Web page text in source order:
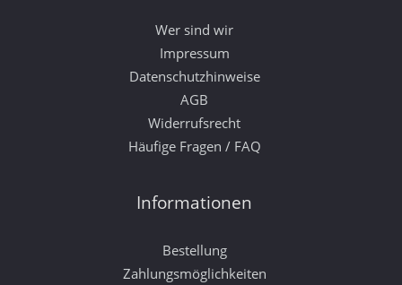
Wer sind wir
Impressum
Datenschutzhinweise
AGB
Widerrufsrecht
Häufige Fragen / FAQ
Informationen
Bestellung
Zahlungsmöglichkeiten